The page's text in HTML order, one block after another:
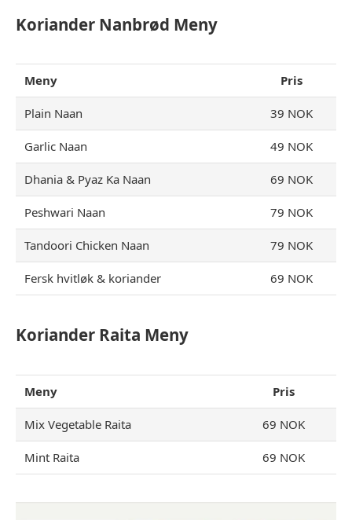
Koriander Nanbrød Meny
Meny Pris
Plain Naan 39 NOK
Garlic Naan 49 NOK
Dhania & Pyaz Ka Naan 69 NOK
Peshwari Naan 79 NOK
Tandoori Chicken Naan 79 NOK
Fersk hvitløk & koriander 69 NOK
Koriander Raita Meny
Meny Pris
Mix Vegetable Raita 69 NOK
Mint Raita 69 NOK